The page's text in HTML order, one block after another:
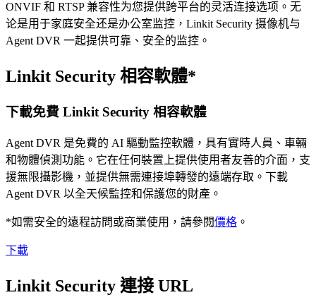
ONVIF 和 RTSP 兼容性为您提供跨平台的灵活连接选项。无
论是用于家庭安全还是办公室监控，Linkit Security 摄像机与
Agent DVR 一起提供可靠、安全的监控。
Linkit Security 相容軟體*
下載免費 Linkit Security 相容軟體
Agent DVR 是免費的 AI 驅動監控軟體，具有實時人員、車輛
和物體偵測功能。它在任何裝置上提供使用者友善的介面，支
援無限攝影機，並提供無需連接埠轉發的遠端存取。下載
Agent DVR 以全天候監控和保護您的財產。
*如需安全的遠程訪問或商業使用，請參閱價格 。
下載
Linkit Security 連接 URL